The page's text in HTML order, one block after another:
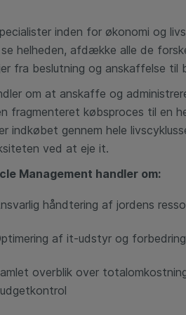
inden for økonomi og
helheden, afdække alle de
fra beslutning og anskaffelse til
om at anskaffe og
fragmenteret købsproces til en
indkøbet gennem hele
ved at eje it.
Management handler om:
håndtering af jordens
af it-udstyr og
overblik over